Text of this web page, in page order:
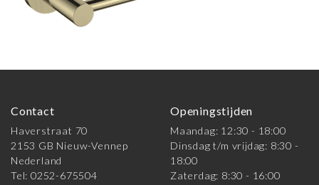
Contact
Haverstraat 70
2153 GB Nieuw-Vennep
Nederland
Tel: 0252-675504
Openingstijden
Maandag: 12:30 - 18:00
Dinsdag t/m vrijdag: 8:30 -
18:00
Zaterdag: 8:30 - 16:00